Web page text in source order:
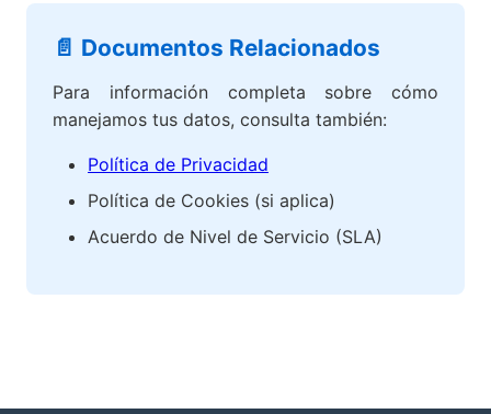
📄 Documentos Relacionados
Para información completa sobre cómo
manejamos tus datos, consulta también:
Política de Privacidad
Política de Cookies (si aplica)
Acuerdo de Nivel de Servicio (SLA)